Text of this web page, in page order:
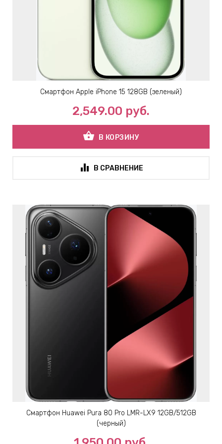
Смартфон Apple iPhone 15 128GB (зеленый)
2,549.00 руб.
shopping_basket В КОРЗИНУ
В СРАВНЕНИЕ
Смартфон Huawei Pura 80 Pro LMR-LX9 12GB/512GB
(черный)